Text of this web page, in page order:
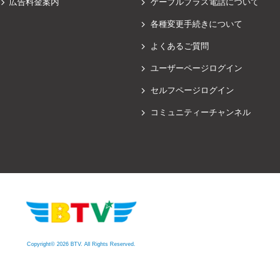
各種変更手続きについて
よくあるご質問
ユーザーページログイン
セルフページログイン
コミュニティーチャンネル
Copyright© 2026 BTV. All Rights Reserved.